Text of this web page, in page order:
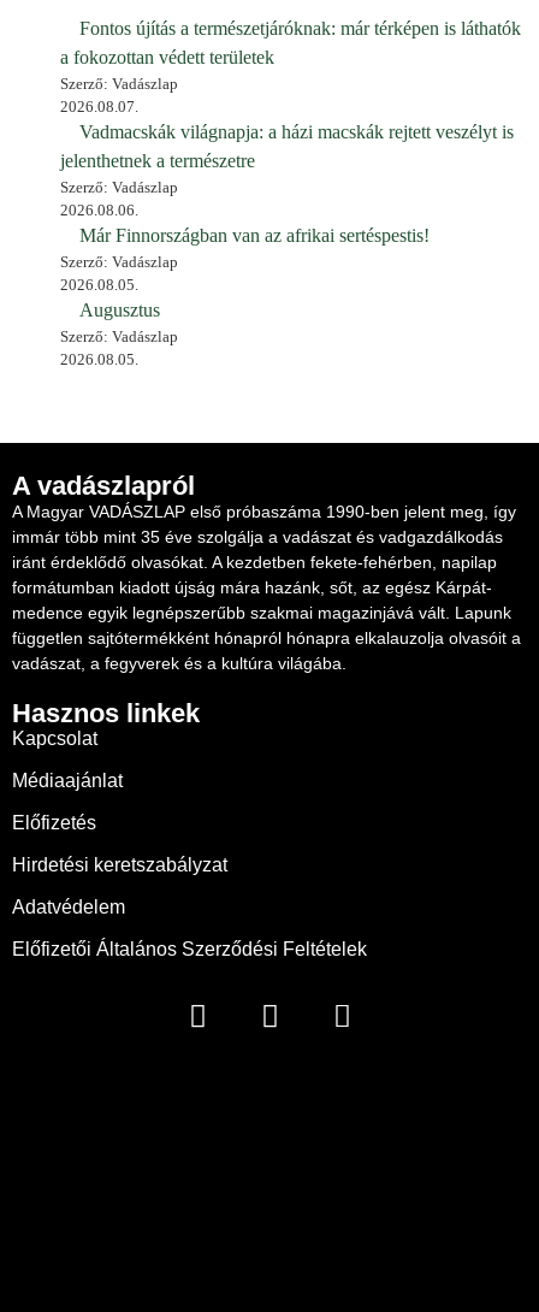
Fontos újítás a természetjáróknak: már térképen is láthatók
a fokozottan védett területek
Szerző: Vadászlap
2026.08.07.
Vadmacskák világnapja: a házi macskák rejtett veszélyt is
jelenthetnek a természetre
Szerző: Vadászlap
2026.08.06.
Már Finnországban van az afrikai sertéspestis!
Szerző: Vadászlap
2026.08.05.
Augusztus
Szerző: Vadászlap
2026.08.05.
A vadászlapról
A Magyar VADÁSZLAP első próbaszáma 1990-ben jelent meg, így
immár több mint 35 éve szolgálja a vadászat és vadgazdálkodás
iránt érdeklődő olvasókat. A kezdetben fekete-fehérben, napilap
formátumban kiadott újság mára hazánk, sőt, az egész Kárpát-
medence egyik legnépszerűbb szakmai magazinjává vált. Lapunk
független sajtótermékként hónapról hónapra elkalauzolja olvasóit a
vadászat, a fegyverek és a kultúra világába.
Hasznos linkek
Kapcsolat
Médiaajánlat
Előfizetés
Hirdetési keretszabályzat
Adatvédelem
Előfizetői Általános Szerződési Feltételek